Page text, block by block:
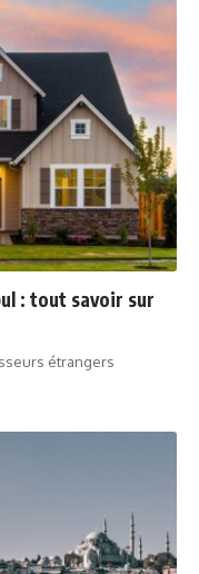
: tout savoir sur
étrangers